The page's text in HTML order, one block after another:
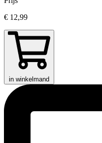
€ 12,99
in winkelmand